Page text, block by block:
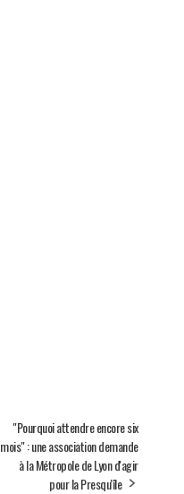
"Pourquoi attendre encore six
mois" : une association demande
à la Métropole de Lyon d'agir
pour la Presqu'île